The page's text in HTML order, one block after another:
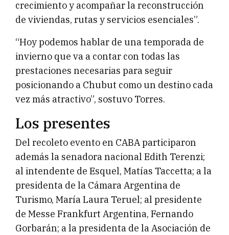
crecimiento y acompañar la reconstrucción
de viviendas, rutas y servicios esenciales”.
“Hoy podemos hablar de una temporada de
invierno que va a contar con todas las
prestaciones necesarias para seguir
posicionando a Chubut como un destino cada
vez más atractivo”, sostuvo Torres.
Los presentes
Del recoleto evento en CABA participaron
además la senadora nacional Edith Terenzi;
al intendente de Esquel, Matías Taccetta; a la
presidenta de la Cámara Argentina de
Turismo, María Laura Teruel; al presidente
de Messe Frankfurt Argentina, Fernando
Gorbarán; a la presidenta de la Asociación de